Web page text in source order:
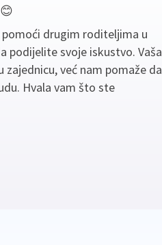
😊
drugim roditeljima u
podijelite svoje iskustvo. Vaša
zajednicu, već nam pomaže da
Hvala vam što ste